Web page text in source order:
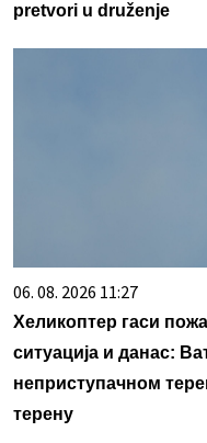
pretvori u druženje
06. 08. 2026 11:27
Хеликоптер гаси
ситуација и данас:
неприступачном
терену